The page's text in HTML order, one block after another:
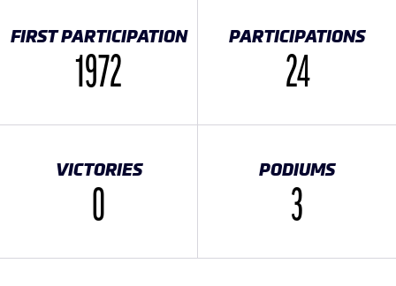
FIRST PARTICIPATION
1972
PARTICIPATIONS
24
VICTORIES
0
PODIUMS
3